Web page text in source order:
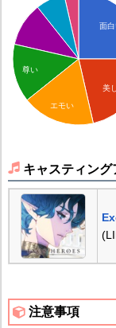
面
美
尊い
エモい
キャスティング
注意事項